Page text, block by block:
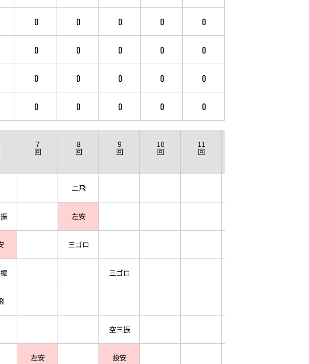
0 0 0 0 0
0 0 0 0 0
0 0 0 0 0
0 0 0 0 0
7
回
8
回
9
回
10
回
11
回
二飛
左安
三ゴロ
三ゴロ
空三振
左安 投安